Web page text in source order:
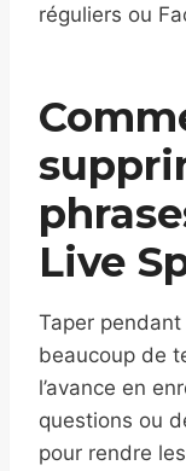
réguliers ou
Live
Taper
beaucoup de
l’avance en
questions ou
pour rendre